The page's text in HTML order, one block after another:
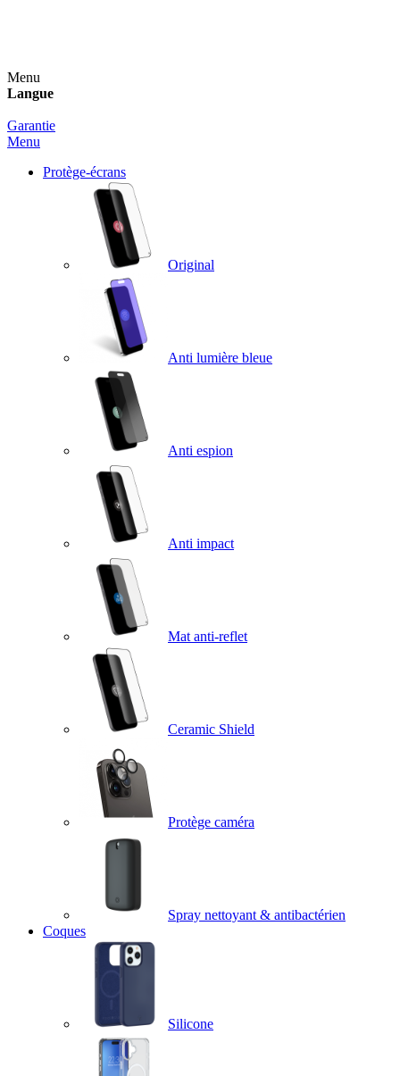
Menu
Langue
Garantie
Menu
Protège-écrans
Original
Anti lumière bleue
Anti espion
Anti impact
Mat anti-reflet
Ceramic Shield
Protège caméra
Spray nettoyant & antibactérien
Coques
Silicone